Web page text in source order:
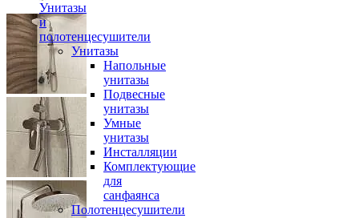
Унитазы
и
полотенцесушители
Унитазы
Напольные
унитазы
Подвесные
унитазы
Умные
унитазы
Инсталляции
Комплектующие
для
санфаянса
Полотенцесушители